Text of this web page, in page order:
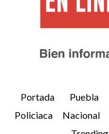
Portada Puebla
Policiaca
Nacional